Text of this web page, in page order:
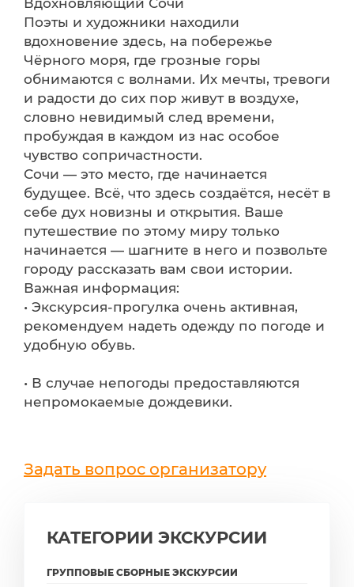
Вдохновляющий Сочи
Поэты и художники находили
вдохновение здесь, на побережье
Чёрного моря, где грозные горы
обнимаются с волнами. Их мечты, тревоги
и радости до сих пор живут в воздухе,
словно невидимый след времени,
пробуждая в каждом из нас особое
чувство сопричастности.
Сочи — это место, где начинается
будущее. Всё, что здесь создаётся, несёт в
себе дух новизны и открытия. Ваше
путешествие по этому миру только
начинается — шагните в него и позвольте
городу рассказать вам свои истории.
Важная информация:
• Экскурсия-прогулка очень активная,
рекомендуем надеть одежду по погоде и
удобную обувь.
• В случае непогоды предоставляются
непромокаемые дождевики.
Задать вопрос организатору
КАТЕГОРИИ ЭКСКУРСИИ
ГРУППОВЫЕ СБОРНЫЕ ЭКСКУРСИИ